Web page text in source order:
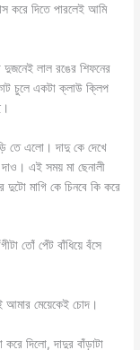
করে দিতে পারলেই আমি
লাল রঙের শিফনের
চুলে একটা ক্লাউ ক্লিপ
তে এলো। দাদু কে দেখে
দাও। এই সময় মা ছেনালী
দুটো মাগি কে চিনবে কি করে
তোঁ পেঁট বাঁধিয়ে বঁসে
আমার মেয়েকেই চোদ।
দিলো, দাদুর বাঁড়াটা